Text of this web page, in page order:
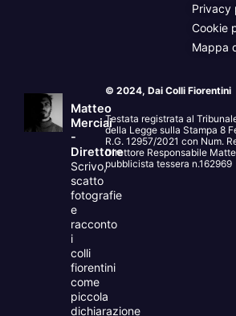
Privacy
Cookie
Mappa
Matteo
Merciai
-
Direttore
Scrivo,
scatto
fotografie
e
racconto
i
colli
fiorentini
come
piccola
dichiarazione
© 2024, Dai Colli Fiorentini
Testata registrata al
della Legge sulla Stampa 8
R.G. 12957/2021 con Num.
Direttore Responsabile
pubblicista tessera n.162969